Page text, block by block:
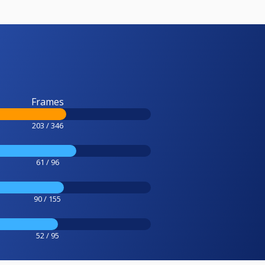
Frames
203 / 346
61 / 96
90 / 155
52 / 95